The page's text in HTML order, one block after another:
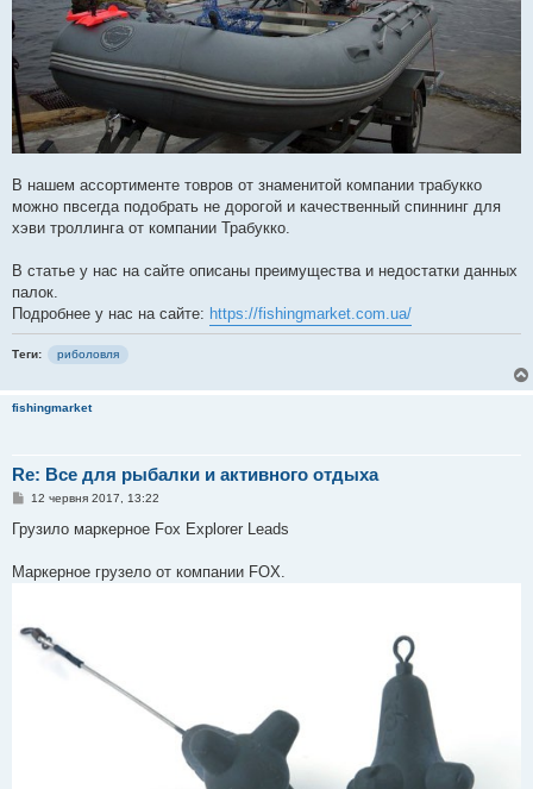
В нашем ассортименте товров от знаменитой компании трабукко
можно пвсегда подобрать не дорогой и качественный спиннинг для
хэви троллинга от компании Трабукко.
В статье у нас на сайте описаны преимущества и недостатки данных
палок.
Подробнее у нас на сайте: https://fishingmarket.com.ua/
Теги: риболовля
fishingmarket
Re: Все для рыбалки и активного отдыха
П
в
і
о
м
н
н
12 червня 2017, 13:22
Грузило маркерное Fox Explorer Leads
Маркерное грузело от компании FOX.